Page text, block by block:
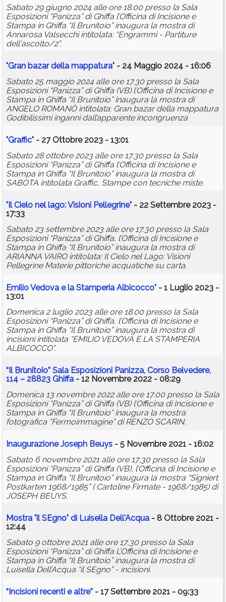
Sabato 29 giugno 2024 alle ore 18.00 presso la Sala
Esposizioni “Panizza” di Ghiffa l’Officina di Incisione e
Stampa in Ghiffa “Il Brunitoio” inaugura la mostra di
Annarosa Valsecchi intitolata: "Engrammi - Partiture
dell'ascolto/2".
"Gran bazar della mappatura" - 24 Maggio 2024 - 16:06
Sabato 25 maggio 2024 alle ore 17.30 presso la Sala
Esposizioni “Panizza” di Ghiffa (VB) l’Officina di Incisione e
Stampa in Ghiffa “Il Brunitoio” inaugura la mostra di
ANGELO ROMANÒ intitolata: Gran bazar della mappatura
Godibilissimi inganni dall’apparente incongruenza
"Graffic" - 27 Ottobre 2023 - 13:01
Sabato 28 ottobre 2023 alle ore 17.30 presso la Sala
Esposizioni “Panizza” di Ghiffa l’Officina di Incisione e
Stampa in Ghiffa “Il Brunitoio” inaugura la mostra di
SABOTA intitolata Graffic, Stampe con tecniche miste.
"Il Cielo nel lago: Visioni Pellegrine" - 22 Settembre 2023 -
17:33
Sabato 23 settembre 2023 alle ore 17.30 presso la Sala
Esposizioni “Panizza” di Ghiffa, l’Officina di Incisione e
Stampa in Ghiffa “Il Brunitoio” inaugura la mostra di
ARIANNA VAIRO intitolata: Il Cielo nel Lago: Visioni
Pellegrine Materie pittoriche acquatiche su carta.
Emilio Vedova e la Stamperia Albicocco" - 1 Luglio 2023 -
13:01
Domenica 2 luglio 2023 alle ore 18.00 presso la Sala
Esposizioni “Panizza” di Ghiffa, l’Officina di Incisione e
Stampa in Ghiffa “Il Brunitoio” inaugura la mostra di
incisioni intitolata “EMILIO VEDOVA E LA STAMPERIA
ALBICOCCO”.
“Il Brunitoio” Sala Esposizioni Panizza, Corso Belvedere,
114 – 28823 Ghiffa - 12 Novembre 2022 - 08:29
Domenica 13 novembre 2022 alle ore 17.00 presso la Sala
Esposizioni “Panizza” di Ghiffa (VB) l’Officina di Incisione e
Stampa in Ghiffa “Il Brunitoio” inaugura la mostra
fotografica “Fermoimmagine” di RENZO SCARIN.
Inaugurazione Joseph Beuys - 5 Novembre 2021 - 16:02
Sabato 6 novembre 2021 alle ore 17,30 presso la Sala
Esposizioni “Panizza” di Ghiffa (VB), l’Officina di Incisione e
Stampa in Ghiffa “Il Brunitoio” inaugura la mostra “Signiert
Postkarten 1968/1985” ( Cartoline Firmate - 1968/1985) di
JOSEPH BEUYS.
Mostra "il SEgno" di Luisella Dell'Acqua - 8 Ottobre 2021 -
12:44
Sabato 9 ottobre 2021 alle ore 17,30 presso la Sala
Esposizioni “Panizza” di Ghiffa L’Officina di Incisione e
Stampa in Ghiffa “Il Brunitoio” inaugura la mostra di
Luisella Dell’Acqua “il SEgno” - incisioni.
“Incisioni recenti e altre” - 17 Settembre 2021 - 09:33